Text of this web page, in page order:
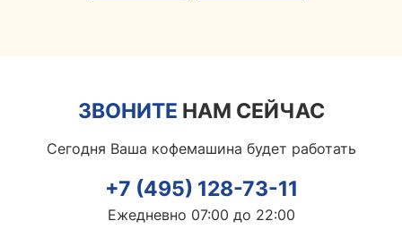
ЗВОНИТЕ НАМ СЕЙЧАС
Сегодня Ваша кофемашина будет работать
+7 (495) 128-73-11
Ежедневно 07:00 до 22:00